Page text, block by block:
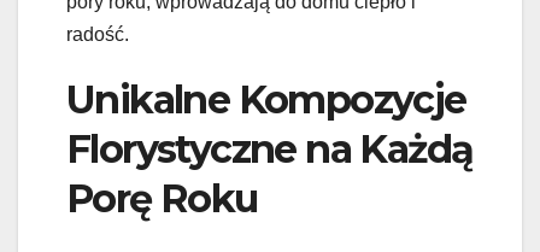
radość.
Unikalne Kompozycje
Florystyczne na Każdą
Porę Roku